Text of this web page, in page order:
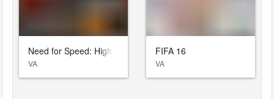
Need for Speed: High Stakes
VA
FIFA 16
VA